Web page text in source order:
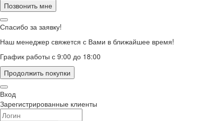
Позвонить мне
Спасибо за заявку!
Наш менеджер свяжется с Вами в ближайшее время!
График работы с 9:00 до 18:00
Продолжить покупки
Вход
Зарегистрированные клиенты